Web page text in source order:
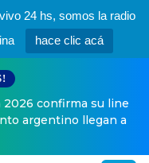
24 hs, somos la radio
hace clic acá
a
El especial posteo